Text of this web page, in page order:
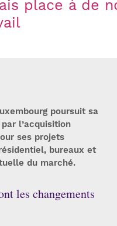
place à de
poursuit sa
l’acquisition
ses projets
bureaux et
du marché.
les changements